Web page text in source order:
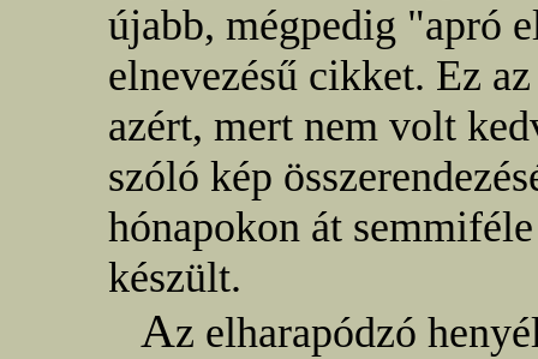
újabb, mégpedig "apró
elnevezésű cikket. Ez
azért, mert nem volt
szóló kép
hónapokon át
készült.
Az elharapódzó